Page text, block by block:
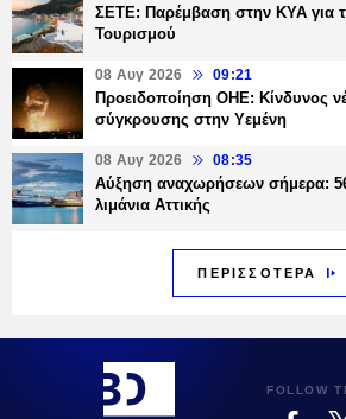
ΣΕΤΕ: Παρέμβαση στην ΚΥΑ για
Τουρισμού
08 Αυγ 2026 09:21
Προειδοποίηση ΟΗΕ: Κίνδυνος
σύγκρουσης στην Υεμένη
08 Αυγ 2026 08:35
Αύξηση αναχωρήσεων σήμερα:
λιμάνια Αττικής
ΠΕΡΙΣΣΟΤΕΡΑ
FOLLOW